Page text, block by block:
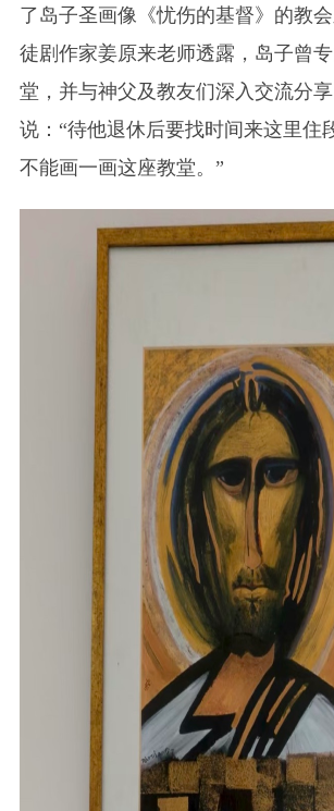
了岛子圣画像《忧伤的基督》的教
徒剧作家姜原来老师透露，岛子曾
堂，并与神父及教友们深入交流分
说：“待他退休后要找时间来这里住
不能画一画这座教堂。”